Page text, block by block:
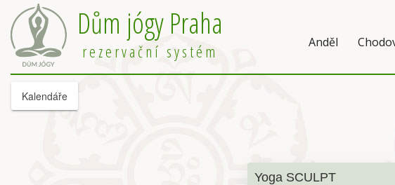
Dům jógy Praha
rezervační systém Anděl
Kalendáře
Yoga SCULPT